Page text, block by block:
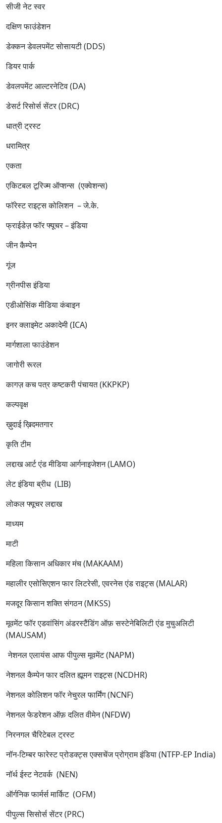
सीजी नेट स्वर
दक्षिण फाउंडेशन
डेक्कन डेवलपमेंट सोसायटी (DDS)
डियर पार्क
डेवलपमेंट आल्टरनेटिव (DA)
डेसर्ट रिसोर्स सेंटर (DRC)
धात्री ट्रस्ट
धरामित्र
एकता
एकिटबल टूरिज्म ऑप्शन्स (एक्वेशन्स)
फॉरेस्ट राइट्स कोलिशन – जे.के.
फ्राईडेज़ फॉर फ्यूचर – इंडिया
जीन कैम्पेन
गूंज
ग्रीनपीस इंडिया
एडीओसिंक मीडिया कंबाइन
इनर क्लाइमेट अकादेमी (ICA)
मार्गशाला फाउंडेशन
जागोरी रूरल
कागज़ कच पत्र कष्टकरी पंचायत (KKPKP)
कल्पवृक्ष
ख़ुदाई ख़िदमतगार
कृति टीम
लद्दाख आर्ट एंड मीडिया आर्गनाइजेशन (LAMO)
लेट इंडिया ब्रीध (LIB)
लोकल फ्यूचर लद्दाख
माध्यम
माटी
महिला किसान अधिकार मंच (MAKAAM)
महालीर एसोसिएशन फार लिटरेसी, एवरनेस एंड राइट्स (MALAR)
मजदूर किसान शक्ति संगठन (MKSS)
मूवमेंट फॉर एडवांसिंग अंडरस्टैंडिंग ऑफ़ सस्टेनेबिलिटी एंड मुचुअलिटी
(MAUSAM)
नेशनल एलायंस आफ पीपुल्स मूवमेंट (NAPM)
नेशनल कैम्पेन फार दलित ह्यूमन राइट्स (NCDHR)
नेशनल कोलिशन फॉर नेचुरल फार्मिंग (NCNF)
नेशनल फेडरेशन ऑफ़ दलित वीमेन (NFDW)
निरनगल चैरिटेबल ट्रस्ट
नॉन-टिम्बर फारेस्ट प्रोडक्ट्स एक्सचेंज प्रोग्राम इंडिया (NTFP-EP India)
नॉर्थ ईस्ट नेटवर्क (NEN)
ऑर्गनिक फार्मर्स मार्किट (OFM)
पीपुल्स सिसोर्स सेंटर (PRC)